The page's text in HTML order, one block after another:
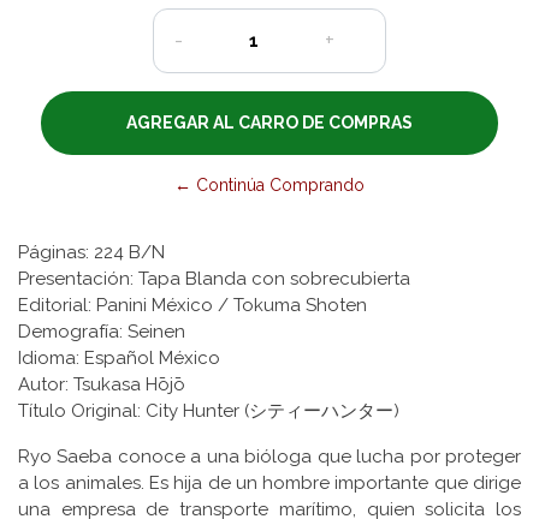
- +
← Continúa Comprando
Páginas: 224 B/N
Presentación: Tapa Blanda con sobrecubierta
Editorial: Panini México / Tokuma Shoten
Demografía: Seinen
Idioma: Español México
Autor: Tsukasa Hōjō
Título Original: City Hunter (シティーハンター)
Ryo Saeba conoce a una bióloga que lucha por proteger
a los animales. Es hija de un hombre importante que dirige
una empresa de transporte marítimo, quien solicita los